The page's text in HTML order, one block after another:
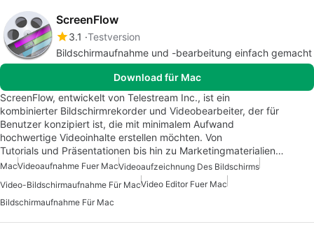
ScreenFlow
3.1 Testversion
Bildschirmaufnahme und -bearbeitung einfach gemacht
Download für Mac
ScreenFlow, entwickelt von Telestream Inc., ist ein
kombinierter Bildschirmrekorder und Videobearbeiter, der für
Benutzer konzipiert ist, die mit minimalem Aufwand
hochwertige Videoinhalte erstellen möchten. Von
Tutorials und Präsentationen bis hin zu Marketingmaterialien…
MacVideoaufnahme Fuer MacVideoaufzeichnung Des Bildschirms
Video-Bildschirmaufnahme Für MacVideo Editor Fuer Mac
Bildschirmaufnahme Für Mac